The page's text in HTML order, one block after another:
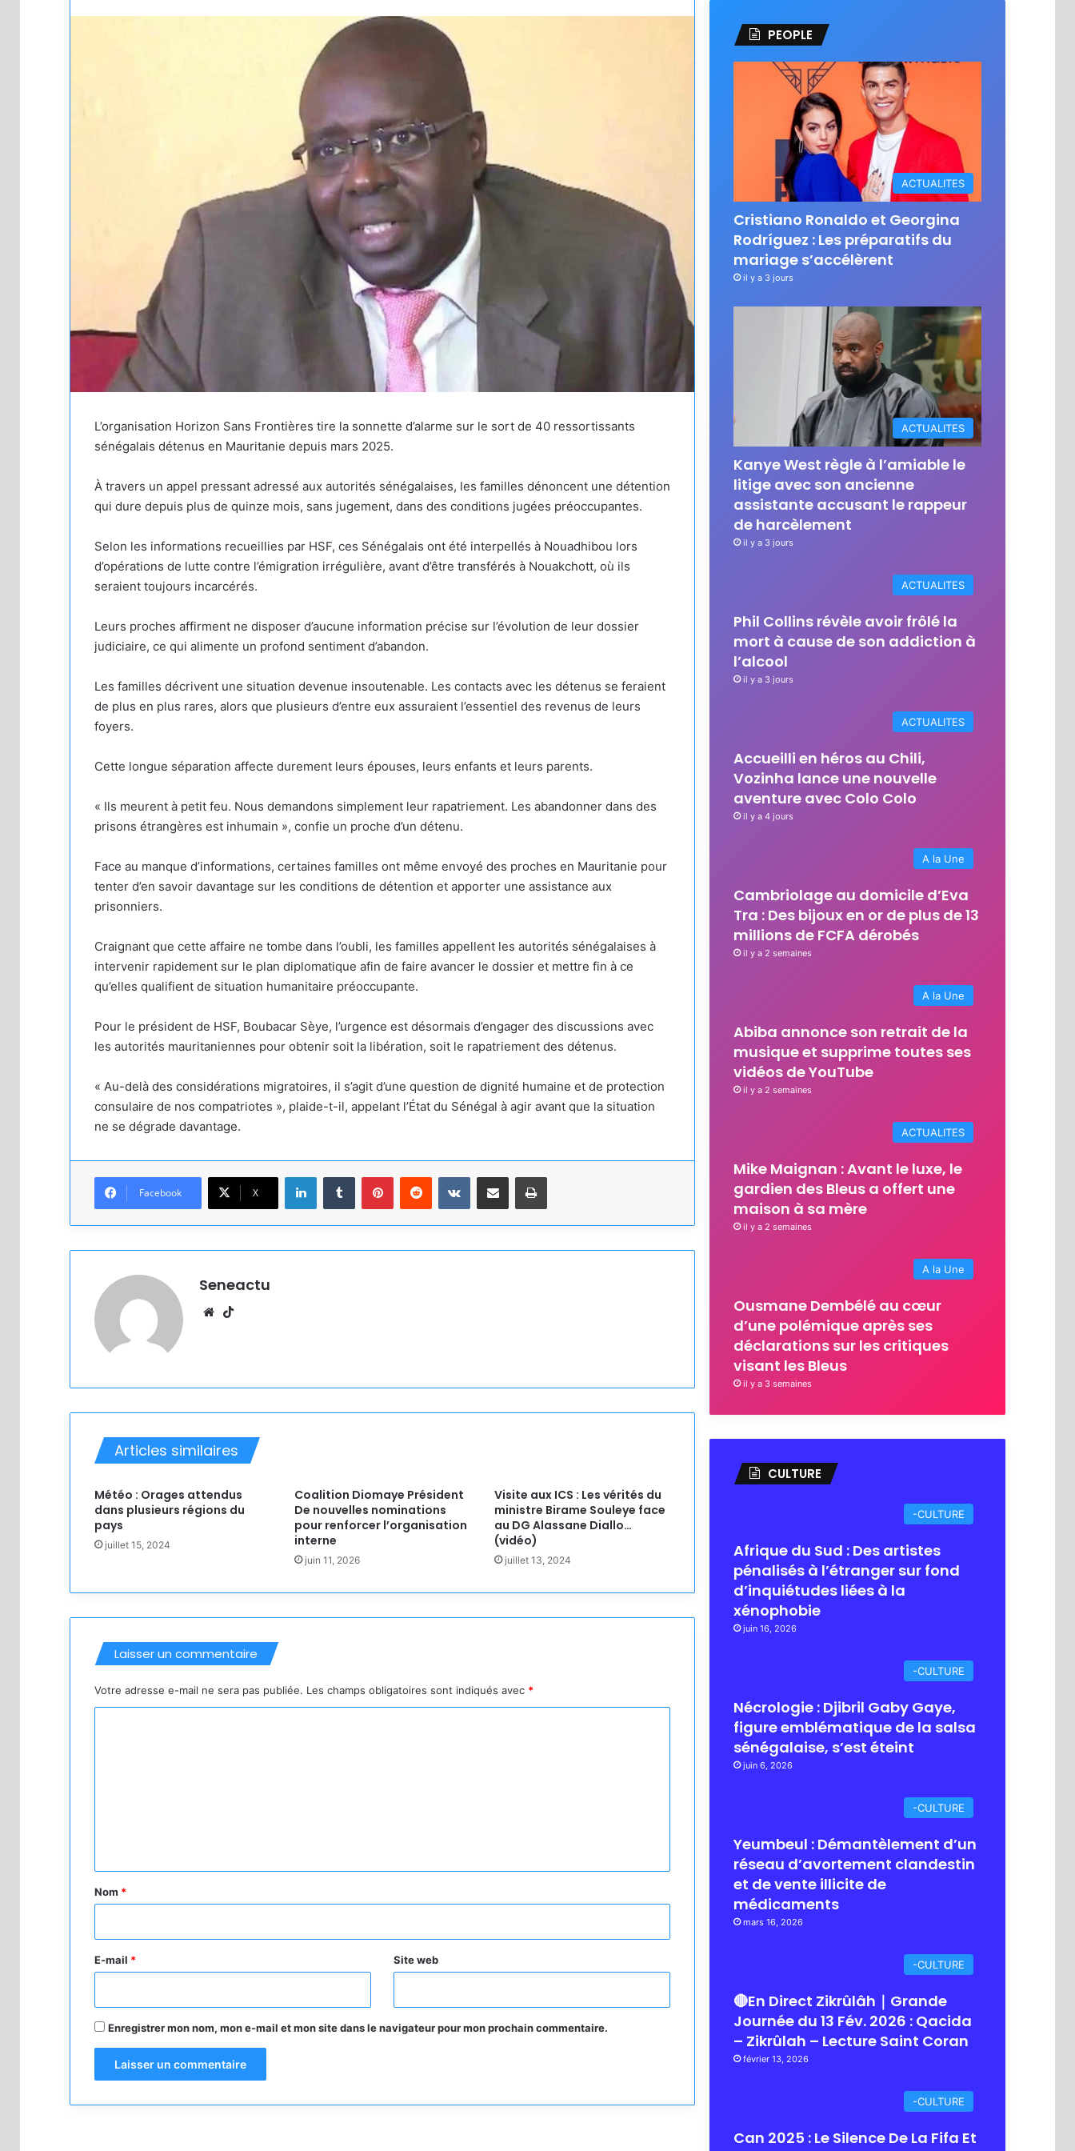
L’organisation Horizon Sans Frontières tire la sonnette d’alarme sur le sort de 40 ressortissants
sénégalais détenus en Mauritanie depuis mars 2025.
À travers un appel pressant adressé aux autorités sénégalaises, les familles dénoncent une détention
qui dure depuis plus de quinze mois, sans jugement, dans des conditions jugées préoccupantes.
Selon les informations recueillies par HSF, ces Sénégalais ont été interpellés à Nouadhibou lors
d’opérations de lutte contre l’émigration irrégulière, avant d’être transférés à Nouakchott, où ils
seraient toujours incarcérés.
Leurs proches affirment ne disposer d’aucune information précise sur l’évolution de leur dossier
judiciaire, ce qui alimente un profond sentiment d’abandon.
Les familles décrivent une situation devenue insoutenable. Les contacts avec les détenus se feraient
de plus en plus rares, alors que plusieurs d’entre eux assuraient l’essentiel des revenus de leurs
foyers.
Cette longue séparation affecte durement leurs épouses, leurs enfants et leurs parents.
« Ils meurent à petit feu. Nous demandons simplement leur rapatriement. Les abandonner dans des
prisons étrangères est inhumain », confie un proche d’un détenu.
Face au manque d’informations, certaines familles ont même envoyé des proches en Mauritanie pour
tenter d’en savoir davantage sur les conditions de détention et apporter une assistance aux
prisonniers.
Craignant que cette affaire ne tombe dans l’oubli, les familles appellent les autorités sénégalaises à
intervenir rapidement sur le plan diplomatique afin de faire avancer le dossier et mettre fin à ce
qu’elles qualifient de situation humanitaire préoccupante.
Pour le président de HSF, Boubacar Sèye, l’urgence est désormais d’engager des discussions avec
les autorités mauritaniennes pour obtenir soit la libération, soit le rapatriement des détenus.
« Au-delà des considérations migratoires, il s’agit d’une question de dignité humaine et de protection
consulaire de nos compatriotes », plaide-t-il, appelant l’État du Sénégal à agir avant que la situation
ne se dégrade davantage.
Facebook X
LinkedinTumblr PinterestReddit VKontaktePartager par email Imprimer
Seneactu
Website
Articles similaires
Météo : Orages attendus
dans plusieurs régions du
pays
juillet 15, 2024
Coalition Diomaye Président
De nouvelles nominations
pour renforcer l’organisation
interne
juin 11, 2026
Visite aux ICS : Les vérités du
ministre Birame Souleye face
au DG Alassane Diallo…
(vidéo)
juillet 13, 2024
Laisser un commentaire
Votre adresse e-mail ne sera pas publiée. Les champs obligatoires sont indiqués avec *
a
r
e
Nom *
E-mail * Site web
Enregistrer mon nom, mon e-mail et mon site dans le navigateur pour mon prochain commentaire.
PEOPLE
ACTUALITES
Cristiano Ronaldo et Georgina
Rodríguez : Les préparatifs du
mariage s’accélèrent
il y a 3 jours
ACTUALITES
Kanye West règle à l’amiable le
litige avec son ancienne
assistante accusant le rappeur
de harcèlement
il y a 3 jours
ACTUALITES
Phil Collins révèle avoir frôlé la
mort à cause de son addiction à
l’alcool
il y a 3 jours
ACTUALITES
Accueilli en héros au Chili,
Vozinha lance une nouvelle
aventure avec Colo Colo
il y a 4 jours
A la Une
Cambriolage au domicile d’Eva
Tra : Des bijoux en or de plus de 13
millions de FCFA dérobés
il y a 2 semaines
A la Une
Abiba annonce son retrait de la
musique et supprime toutes ses
vidéos de YouTube
il y a 2 semaines
ACTUALITES
Mike Maignan : Avant le luxe, le
gardien des Bleus a offert une
maison à sa mère
il y a 2 semaines
A la Une
Ousmane Dembélé au cœur
d’une polémique après ses
déclarations sur les critiques
visant les Bleus
il y a 3 semaines
CULTURE
-CULTURE
Afrique du Sud : Des artistes
pénalisés à l’étranger sur fond
d’inquiétudes liées à la
xénophobie
juin 16, 2026
-CULTURE
Nécrologie : Djibril Gaby Gaye,
figure emblématique de la salsa
sénégalaise, s’est éteint
juin 6, 2026
-CULTURE
Yeumbeul : Démantèlement d’un
réseau d’avortement clandestin
et de vente illicite de
médicaments
mars 16, 2026
-CULTURE
🔴En Direct Zikrûlâh｜Grande
Journée du 13 Fév. 2026 : Qacida
– Zikrûlah – Lecture Saint Coran
février 13, 2026
-CULTURE
Can 2025 : Le Silence De La Fifa Et